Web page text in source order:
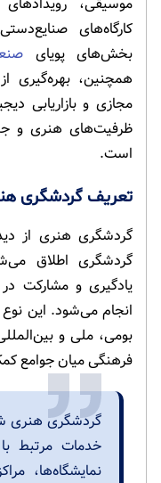
کارگاه‌های
بخش‌های پویای
همچنین، بهره‌گیری
مجازی و بازاریابی
ظرفیت‌های هنری و
است.
تعریف گردشگری
گردشگری هنری از
گردشگری اطلاق
یادگیری و مشارکت
انجام می‌شود. این
بومی، ملی و
فرهنگی میان جوامع
گردشگری هنری
خدمات مرتبط با
نمایشگاه‌ها،